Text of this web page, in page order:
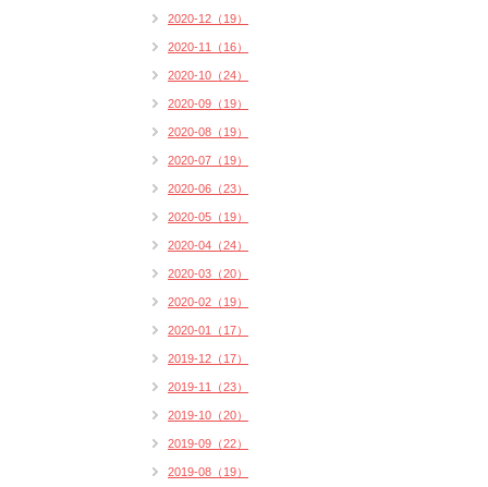
2020-12（19）
2020-11（16）
2020-10（24）
2020-09（19）
2020-08（19）
2020-07（19）
2020-06（23）
2020-05（19）
2020-04（24）
2020-03（20）
2020-02（19）
2020-01（17）
2019-12（17）
2019-11（23）
2019-10（20）
2019-09（22）
2019-08（19）